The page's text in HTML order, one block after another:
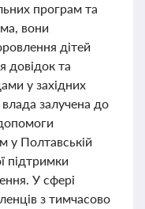
програм та
вони
дітей
довідок та
у західних
влада залучена до
у Полтавській
підтримки
У сфері
з тимчасово